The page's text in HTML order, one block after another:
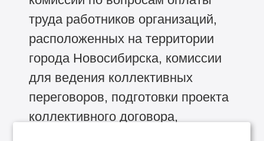
труда работников организаций,
расположенных на территории
города Новосибирска, комиссии
для ведения коллективных
переговоров, подготовки проекта
коллективного договора,